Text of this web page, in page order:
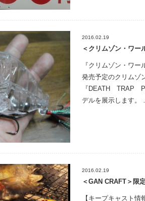
2016.02.19
＜クリムゾン・ワー
『クリムゾン・ワ
発売予定のクリムゾ
『DEATH TRAP
デルを展示します
2016.02.19
＜GAN CRAFT＞限
【キープキャスト